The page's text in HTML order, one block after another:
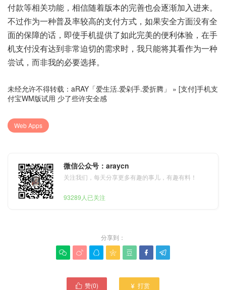
付款等相关功能，相信随着版本的完善也会逐渐加入进来。
不过作为一种普及率较高的支付方式，如果安全方面没有全
面的保障的话，即使手机提供了如此完美的便利体验，在手
机支付没有达到非常迫切的需求时，我只能将其看作为一种
尝试，而非我的必要选择。
未经允许不得转载： aRAY「爱生活.爱剁手.爱折腾」 » [支付]手机支
付宝WM版试用 少了些许安全感
Web Apps
微信公众号：araycn
关注我们，每天分享更多有趣的事儿，有趣有料！
93289人已关注
分享到：
      
 赞(0)  打赏